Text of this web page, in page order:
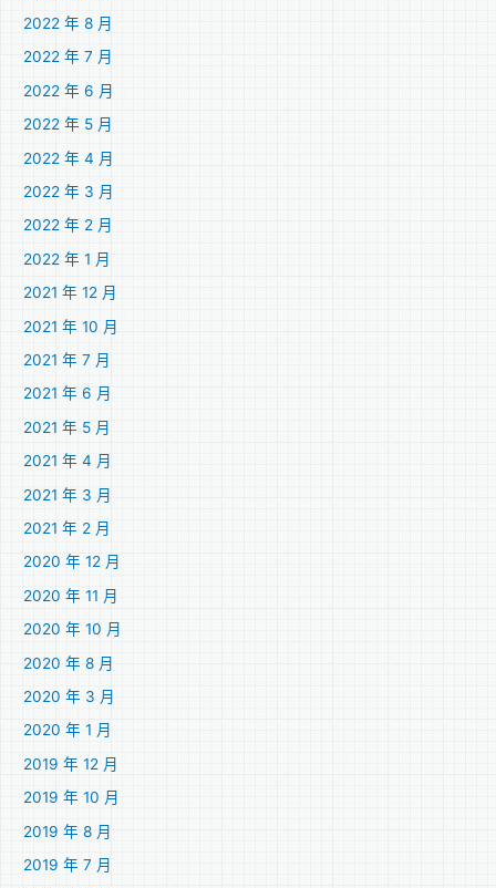
2022 年 8 月
2022 年 7 月
2022 年 6 月
2022 年 5 月
2022 年 4 月
2022 年 3 月
2022 年 2 月
2022 年 1 月
2021 年 12 月
2021 年 10 月
2021 年 7 月
2021 年 6 月
2021 年 5 月
2021 年 4 月
2021 年 3 月
2021 年 2 月
2020 年 12 月
2020 年 11 月
2020 年 10 月
2020 年 8 月
2020 年 3 月
2020 年 1 月
2019 年 12 月
2019 年 10 月
2019 年 8 月
2019 年 7 月